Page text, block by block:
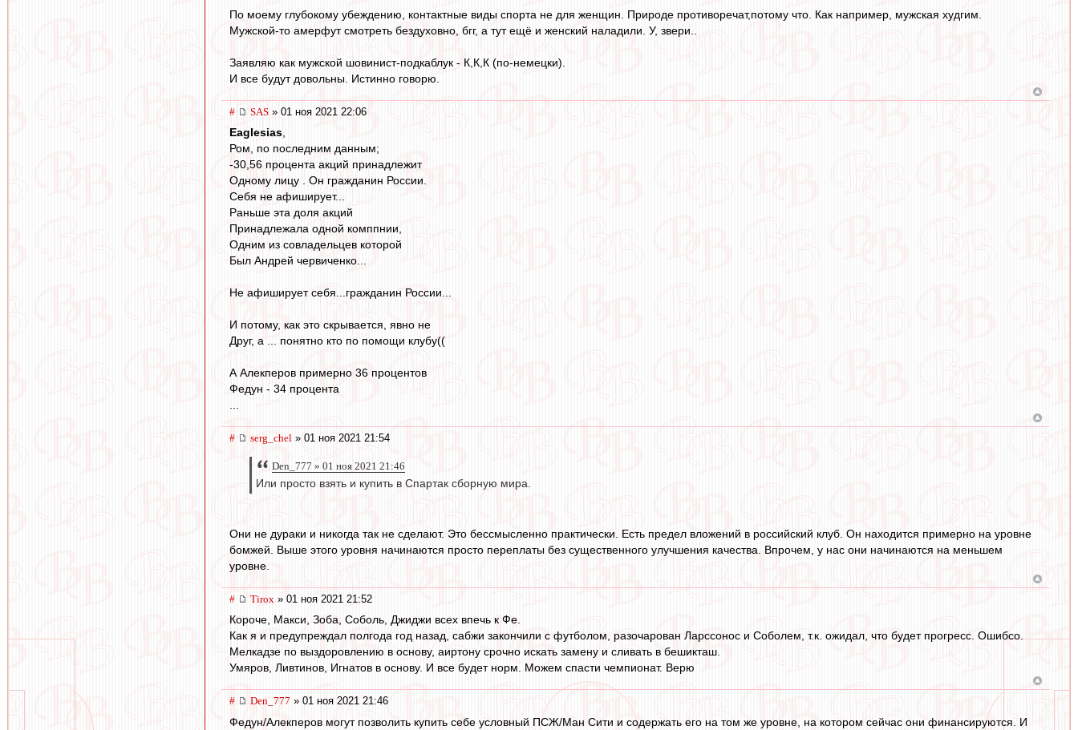
По моему глубокому убеждению, контактные виды спорта не для женщин. Природе противоречат,потому что. Как например, мужская худгим.
Мужской-то амерфут смотреть бездуховно, бгг, а тут ещё и женский наладили. У, звери..
Заявляю как мужской шовинист-подкаблук - К,К,К (по-немецки).
И все будут довольны. Истинно говорю.
# SAS » 01 ноя 2021 22:06
Eaglesias
Ром, по последним данным;
-30,56 процента акций принадлежит
Одному лицу . Он гражданин России.
Себя не афиширует...
Раньше эта доля акций
Принадлежала одной комппнии,
Одним из совладельцев которой
Был Андрей червиченко...
Не афиширует себя...гражданин России...
И потому, как это скрывается, явно не
Друг, а ... понятно кто по помощи клубу((
А Алекперов примерно 36 процентов
Федун - 34 процента
# serg_chel » 01 ноя 2021 21:54
Den_777 » 01 ноя 2021 21:46
Или просто взять и купить в Спартак сборную мира.
Они не дураки и никогда так не сделают. Это бессмысленно практически. Есть предел вложений в российский клуб. Он находится примерно на уровне
бомжей. Выше этого уровня начинаются просто переплаты без существенного улучшения качества. Впрочем, у нас они начинаются на меньшем
уровне.
# Tirox » 01 ноя 2021 21:52
Короче, Макси, Зоба, Соболь, Джиджи всех впечь к Фе.
Как я и предупреждал полгода год назад, сабжи закончили с футболом, разочарован Ларссонос и Соболем, т.к. ожидал, что будет прогресс. Ошибсо.
Мелкадзе по выздоровлению в основу, аиртону срочно искать замену и сливать в бешикташ.
Умяров, Ливтинов, Игнатов в основу. И все будет норм. Можем спасти чемпионат. Верю
# Den_777 » 01 ноя 2021 21:46
Федун/Алекперов могут позволить купить себе условный ПСЖ/Ман Сити и содержать его на том же уровне, на котором сейчас они финансируются. И